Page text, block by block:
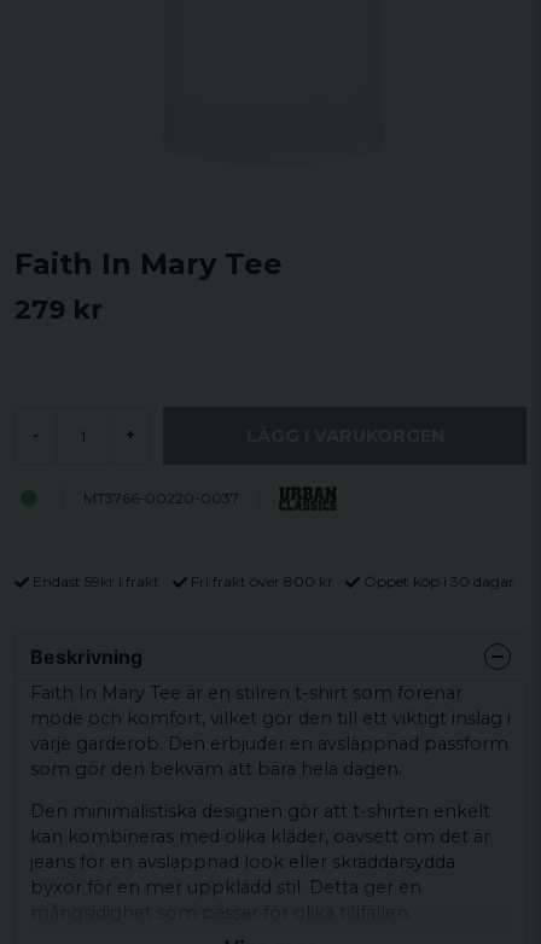
Faith In Mary Tee
279 kr
- +
MT3766-00220-0037
Endast 59kr i frakt Fri frakt över 800 kr Öppet köp i 30 dagar
Beskrivning
Faith In Mary Tee är en stilren t-shirt som förenar
mode och komfort, vilket gör den till ett viktigt inslag i
varje garderob. Den erbjuder en avslappnad passform
som gör den bekväm att bära hela dagen.
Den minimalistiska designen gör att t-shirten enkelt
kan kombineras med olika kläder, oavsett om det är
jeans för en avslappnad look eller skräddarsydda
byxor för en mer uppklädd stil. Detta ger en